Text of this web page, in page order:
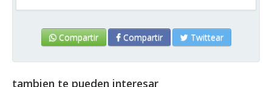
Guardia Urbana Cataluña
Maestro en Audición y Lenguaje
Maestro en Educación Primaria
2. Test
(método de arrastre) y al final del temario, podrás configurar
los Test Non Stop A la Carta según tus necesidades o simular
el examen real con los Non Stop Total.
Compartir Compartir Twittear
tambien te pueden interesar